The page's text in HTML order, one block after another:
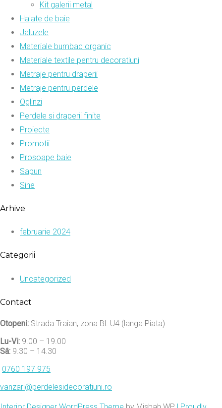
Kit galerii metal
Halate de baie
Jaluzele
Materiale bumbac organic
Materiale textile pentru decoratiuni
Metraje pentru draperii
Metraje pentru perdele
Oglinzi
Perdele si draperii finite
Proiecte
Promotii
Prosoape baie
Sapun
Sine
Arhive
februarie 2024
Categorii
Uncategorized
Contact
Otopeni: Strada Traian, zona Bl. U4 (langa Piata)
Lu-Vi: 9.00 – 19.00
Sâ: 9.30 – 14.30
0760 197 975
vanzari@perdelesidecoratiuni.ro